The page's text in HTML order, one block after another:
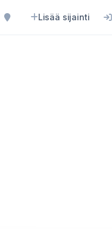
Lisää sijainti